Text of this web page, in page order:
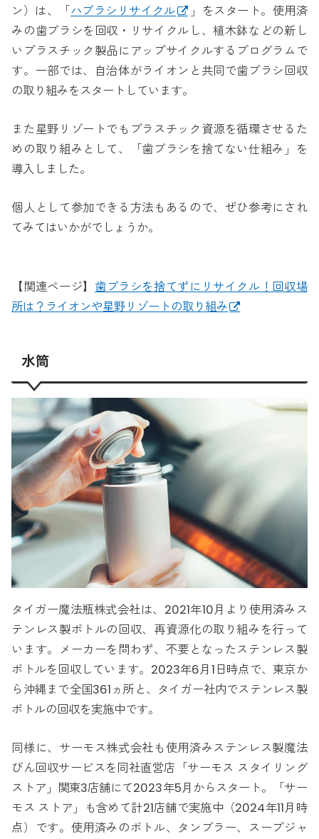
ン）は、「ハブラシリサイクル
」をスタート。使用済
みの歯ブラシを回収・リサイクルし、植木鉢などの新し
いプラスチック製品にアップサイクルするプログラムで
す。一部では、自治体がライオンと共同で歯ブラシ回収
の取り組みをスタートしています。
また星野リゾートでもプラスチック資源を循環させるた
めの取り組みとして、「歯ブラシを捨てない仕組み」を
導入しました。
個人として参加できる方法もあるので、ぜひ参考にされ
てみてはいかがでしょうか。
【関連ページ】 歯ブラシを捨てずにリサイクル！回収場
所は？ライオンや星野リゾートの取り組み
水筒
タイガー魔法瓶株式会社は、2021年10月より使用済みス
テンレス製ボトルの回収、再資源化の取り組みを行って
います。メーカーを問わず、不要となったステンレス製
ボトルを回収しています。2023年6月1日時点で、東京か
ら沖縄まで全国361ヵ所と、タイガー社内でステンレス製
ボトルの回収を実施中です。
同様に、サーモス株式会社も使用済みステンレス製魔法
びん回収サービスを同社直営店「サーモス スタイリング
ストア」関東3店舗にて2023年5月からスタート。「サー
モス ストア」も含めて計21店舗で実施中（2024年11月時
点）です。使用済みのボトル、タンブラー、スープジャ